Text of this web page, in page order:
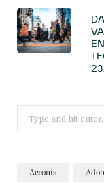
for:
Acronis